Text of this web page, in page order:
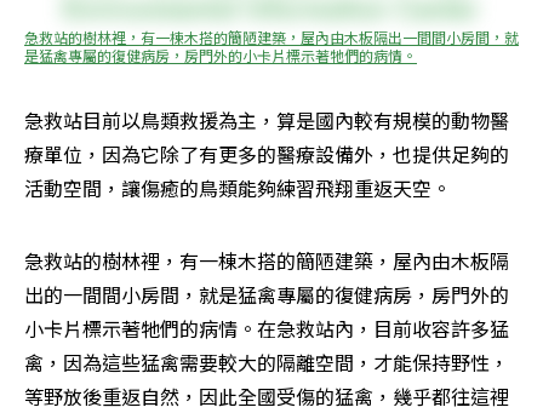
急救站的樹林裡，有一棟木搭的簡陋建築，屋內由木板隔出一間間小房間，就
是猛禽專屬的復健病房，房門外的小卡片標示著牠們的病情。
急救站目前以鳥類救援為主，算是國內較有規模的動物醫
療單位，因為它除了有更多的醫療設備外，也提供足夠的
活動空間，讓傷癒的鳥類能夠練習飛翔重返天空。
急救站的樹林裡，有一棟木搭的簡陋建築，屋內由木板隔
出的一間間小房間，就是猛禽專屬的復健病房，房門外的
小卡片標示著牠們的病情。在急救站內，目前收容許多猛
禽，因為這些猛禽需要較大的隔離空間，才能保持野性，
等野放後重返自然，因此全國受傷的猛禽，幾乎都往這裡